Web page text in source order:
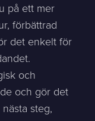
på ett mer
förbättrad
det enkelt för
och
och gör det
steg,